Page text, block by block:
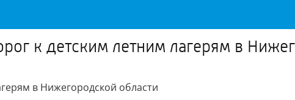
к детским летним лагерям в
в Нижегородской области